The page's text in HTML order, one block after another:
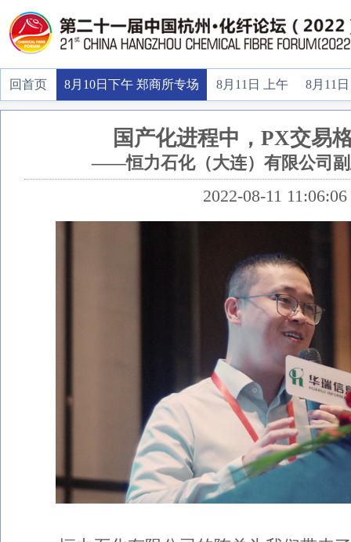
回首页 8月10日下午 郑商所专场 8月11日 上午 8月11
国产化进程中，PX交易
——恒力石化（大连）有限公司
2022-08-11 11:06:06